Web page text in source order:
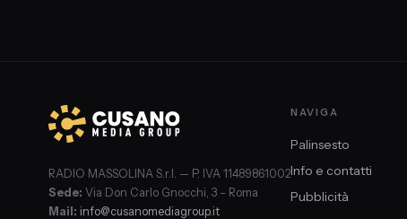
RADIO MASSOLINA S.r.l. — P. IVA 11489861002
Sede: Via Don Carlo Gnocchi, 3 – Roma
Mail: info@cusanomediagroup.it
NAVIGA
Palinsesto
Info e contatti
Pubblicità